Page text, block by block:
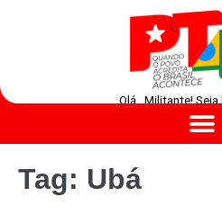
Olá , Militante!
Tag: Ubá